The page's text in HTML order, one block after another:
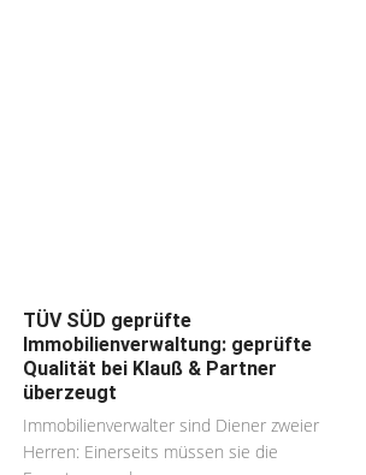
TÜV SÜD geprüfte
Immobilienverwaltung: geprüfte
Qualität bei Klauß & Partner
überzeugt
Immobilienverwalter sind Diener zweier
Herren: Einerseits müssen sie die